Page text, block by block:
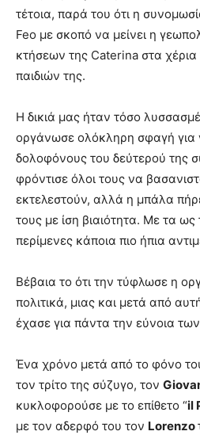
τέτοια, παρά του ότι η
Feo με σκοπό να μείνει η
κτήσεων της Caterina στα
παιδιών της.
Η δικιά μας ήταν τόσο
οργάνωσε ολόκληρη σφαγή για
δολοφόνους του δεύτερού της
φρόντισε όλοι τους να
εκτελεστούν, αλλά η μπάλα
τους με ίση βιαιότητα. Με τα
περίμενες κάποια πιο ήπια
Βέβαια το ότι την τύφλωσε η
πολιτικά, μιας και μετά από
έχασε για πάντα την εύνοια
Ένα χρόνο μετά από το φόνο
τον τρίτο της σύζυγο, τον
κυκλοφορούσε με το επίθετο “il
με τον αδερφό του τον Lorenzo